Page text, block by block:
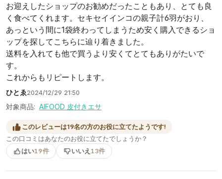
お迎えしたショップのお勧めだったこともあり、とても良
く食べてくれます。セキセイインコの親子計6羽がおり、
あっという間に1袋終わってしまうため安く購入できるショ
ップを探してこちらに辿り着きました。
送料を入れても他で買うより安くてとてもありがたいで
す。
これからもリピートします。
ひとゑ 2024/12/29 21:50
対象商品: AIFOOD 皮付きエサ
このレビューは19名の方のお役に立てたようです!
この口コミはあなたのお役に立てたでしょうか？
はい19件 いいえ 13件